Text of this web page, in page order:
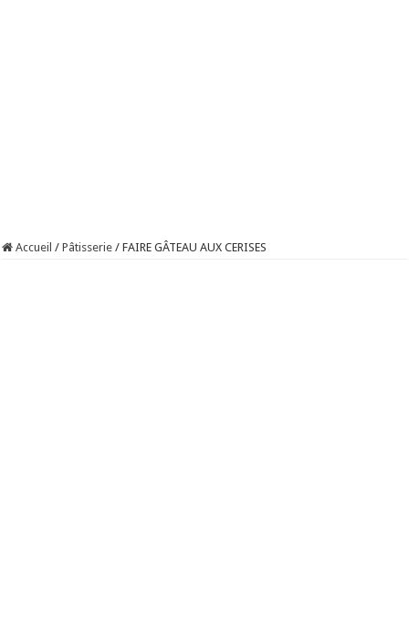
Accueil / Pâtisserie / FAIRE GÂTEAU AUX CERISES